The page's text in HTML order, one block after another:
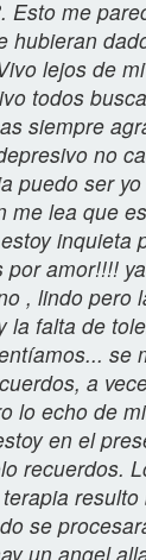
Esto me
hubieran
lejos de
todos
siempre
no
puedo ser
me lea que
inquieta
por amor!!!!
, lindo pero
la falta de
se
a
lo echo de
en el
recuerdos.
se
un angel